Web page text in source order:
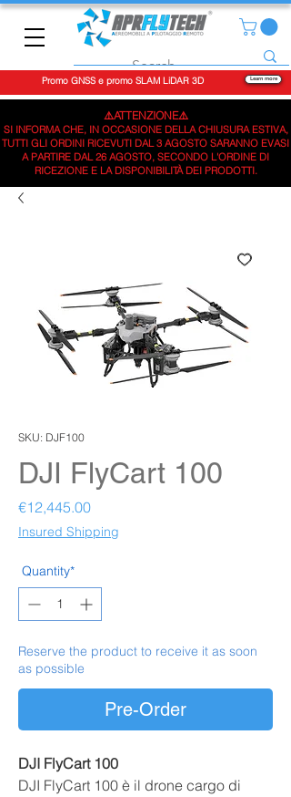
Promo GNSS e promo SLAM LiDAR 3D Learn more
⚠️ATTENZIONE⚠️
SI INFORMA CHE, IN OCCASIONE DELLA CHIUSURA ESTIVA,
TUTTI GLI ORDINI RICEVUTI DAL 3 AGOSTO SARANNO EVASI
A PARTIRE DAL 26 AGOSTO, SECONDO L'ORDINE DI
RICEZIONE E LA DISPONIBILITÀ DEI PRODOTTI.
SKU: DJF100
DJI FlyCart 100
€12,445.00Price
Insured Shipping
Quantity*
Reserve the product to receive it as soon
as possible
Pre-Order
DJI FlyCart 100
DJI FlyCart 100 è il drone cargo di